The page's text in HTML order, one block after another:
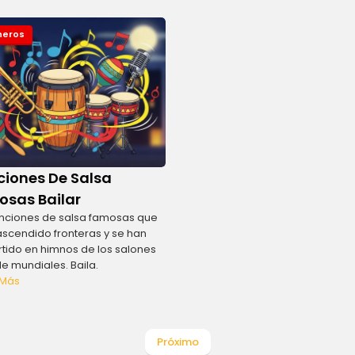
De Salsa
Bailar
de salsa famosas que
fronteras y se han
en himnos de los salones
mundiales. Baila.
Próximo